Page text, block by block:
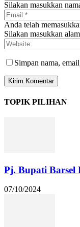
Silakan masukkan
Anda telah
Silakan masukkan
Simpan nama,
TOPIK PILIHAN
Pj. Bupati Barsel
07/10/2024